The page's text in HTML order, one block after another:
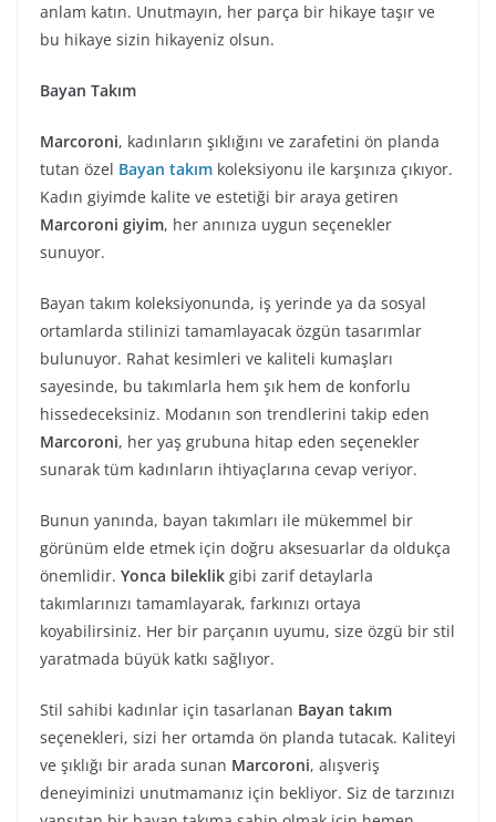
anlam katın. Unutmayın, her parça bir hikaye taşır ve
bu hikaye sizin hikayeniz olsun.
Bayan Takım
Marcoroni, kadınların şıklığını ve zarafetini ön planda
tutan özel Bayan takım koleksiyonu ile karşınıza çıkıyor.
Kadın giyimde kalite ve estetiği bir araya getiren
Marcoroni giyim, her anınıza uygun seçenekler
sunuyor.
Bayan takım koleksiyonunda, iş yerinde ya da sosyal
ortamlarda stilinizi tamamlayacak özgün tasarımlar
bulunuyor. Rahat kesimleri ve kaliteli kumaşları
sayesinde, bu takımlarla hem şık hem de konforlu
hissedeceksiniz. Modanın son trendlerini takip eden
Marcoroni, her yaş grubuna hitap eden seçenekler
sunarak tüm kadınların ihtiyaçlarına cevap veriyor.
Bunun yanında, bayan takımları ile mükemmel bir
görünüm elde etmek için doğru aksesuarlar da oldukça
önemlidir. Yonca bileklik gibi zarif detaylarla
takımlarınızı tamamlayarak, farkınızı ortaya
koyabilirsiniz. Her bir parçanın uyumu, size özgü bir stil
yaratmada büyük katkı sağlıyor.
Stil sahibi kadınlar için tasarlanan Bayan takım
seçenekleri, sizi her ortamda ön planda tutacak. Kaliteyi
ve şıklığı bir arada sunan Marcoroni, alışveriş
deneyiminizi unutmamanız için bekliyor. Siz de tarzınızı